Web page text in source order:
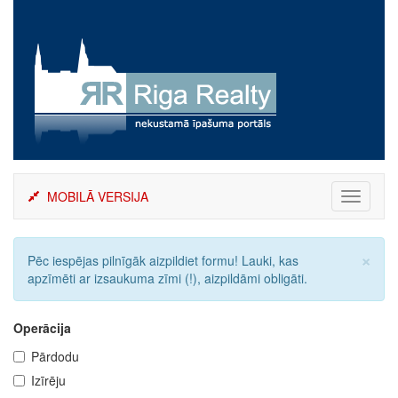
content
Toggle
MOBILĀ VERSIJA
×
Pēc iespējas pilnīgāk aizpildiet formu! Lauki, kas
apzīmēti ar izsaukuma zīmi (!), aizpildāmi obligāti.
Operācija
Pārdodu
Izīrēju